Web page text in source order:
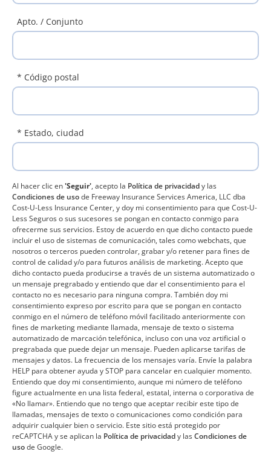
Apto. / Conjunto
* Código postal
* Estado, ciudad
Al hacer clic en'Seguir', acepto la Política de privacidady las
Condiciones de usode Freeway Insurance Services America, LLC dba
Cost-U-Less Insurance Center, y doy mi consentimiento para que Cost-U-
Less Seguros o sus sucesores se pongan en contacto conmigo para
ofrecerme sus servicios. Estoy de acuerdo en que dicho contacto puede
incluir el uso de sistemas de comunicación, tales como webchats, que
nosotros o terceros pueden controlar, grabar y/o retener para fines de
control de calidad y/o para futuros análisis de marketing. Acepto que
dicho contacto pueda producirse a través de un sistema automatizado o
un mensaje pregrabado y entiendo que dar el consentimiento para el
contacto no es necesario para ninguna compra. También doy mi
consentimiento expreso por escrito para que se pongan en contacto
conmigo en el número de teléfono móvil facilitado anteriormente con
fines de marketing mediante llamada, mensaje de texto o sistema
automatizado de marcación telefónica, incluso con una voz artificial o
pregrabada que puede dejar un mensaje. Pueden aplicarse tarifas de
mensajes y datos. La frecuencia de los mensajes varía. Envíe la palabra
HELP para obtener ayuda y STOP para cancelar en cualquier momento.
Entiendo que doy mi consentimiento, aunque mi número de teléfono
figure actualmente en una lista federal, estatal, interna o corporativa de
«No llamar». Entiendo que no tengo que aceptar recibir este tipo de
llamadas, mensajes de texto o comunicaciones como condición para
adquirir cualquier bien o servicio. Este sitio está protegido por
reCAPTCHA y se aplican la Política de privacidady lasCondiciones de
usode Google.